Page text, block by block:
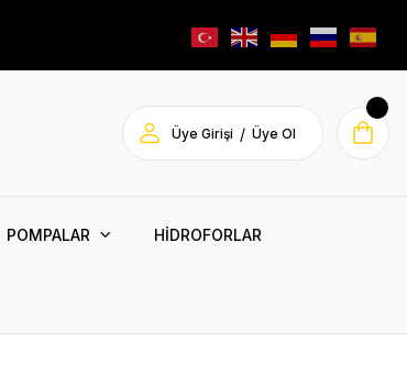
Üye Girişi / Üye Ol
POMPALAR HİDROFORLAR